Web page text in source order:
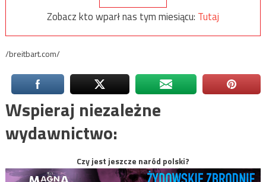
Zobacz kto wparł nas tym miesiącu: Tutaj
/breitbart.com/
Wspieraj niezależne
wydawnictwo:
Czy jest jeszcze naród polski?